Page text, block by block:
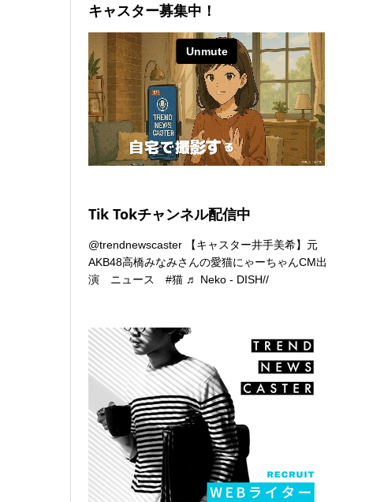
キャスター募集中！
Tik Tokチャンネル配信中
@trendnewscaster 【キャスター井手美希】元
AKB48高橋みなみさんの愛猫にゃーちゃんCM出
演 ニュース#猫 ♬ Neko - DISH//